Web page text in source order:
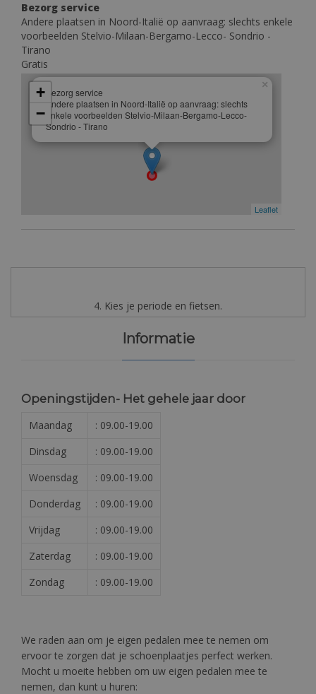
Bezorg service
Andere plaatsen in Noord-Italië op aanvraag: slechts enkele
voorbeelden Stelvio-Milaan-Bergamo-Lecco- Sondrio -
Tirano
Gratis
Bezorg service
Andere plaatsen in Noord-Italië op aanvraag: slechts
enkele voorbeelden Stelvio-Milaan-Bergamo-Lecco-
Sondrio - Tirano
×
+
−
Leaflet
4. Kies je periode en fietsen.
Informatie
Openingstijden- Het gehele jaar door
Maandag
: 09.00-19.00
Dinsdag
: 09.00-19.00
Woensdag
: 09.00-19.00
Donderdag
: 09.00-19.00
Vrijdag
: 09.00-19.00
Zaterdag
: 09.00-19.00
Zondag
: 09.00-19.00
We raden aan om je eigen pedalen mee te nemen om
ervoor te zorgen dat je schoenplaatjes perfect werken.
Mocht u moeite hebben om uw eigen pedalen mee te
nemen, dan kunt u huren: